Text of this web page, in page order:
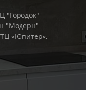
"Городок"
"Модерн"
ТЦ «Юпитер»,